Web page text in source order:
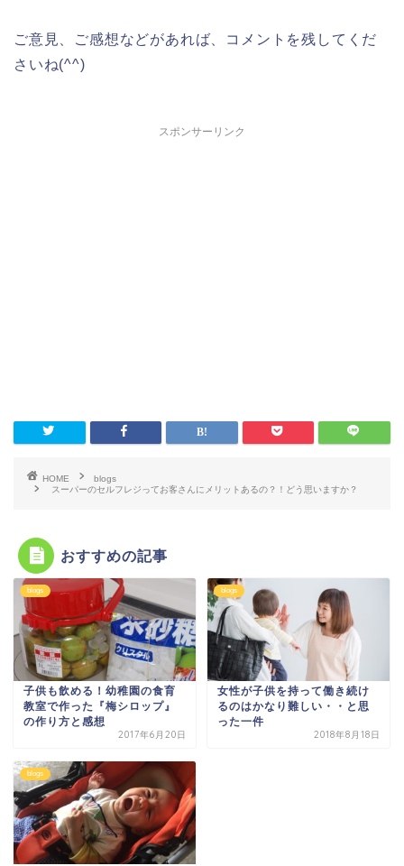
ご意見、ご感想などがあれば、コメントを残してくだ
さいね(^^)
スポンサーリンク
HOME
blogs
スーパーのセルフレジってお客さんにメリットあるの？！どう思いますか？
おすすめの記事
blogs
子供も飲める！幼稚園の食育
教室で作った『梅シロップ』
の作り方と感想
2017年6月20日
blogs
女性が子供を持って働き続け
るのはかなり難しい・・と思
った一件
2018年8月18日
blogs